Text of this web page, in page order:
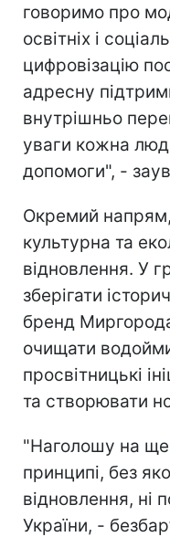
говоримо про
освітніх і
цифровізацію
адресну
внутрішньо
уваги кожна
допомоги", -
Окремий
культурна та
відновлення. У
зберігати
бренд
очищати
просвітницькі
та створювати
"Наголошу на
принципі, без
відновлення, ні
України, -